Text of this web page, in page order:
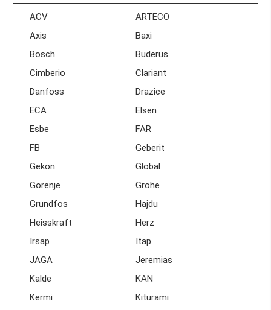
ACV
ARTECO
Axis
Baxi
Bosch
Buderus
Cimberio
Clariant
Danfoss
Drazice
ECA
Elsen
Esbe
FAR
FB
Geberit
Gekon
Global
Gorenje
Grohe
Grundfos
Hajdu
Heisskraft
Herz
Irsap
Itap
JAGA
Jeremias
Kalde
KAN
Kermi
Kiturami